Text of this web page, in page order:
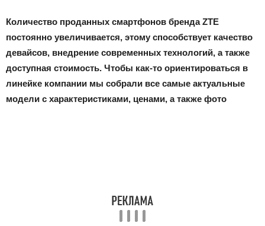
Количество проданных смартфонов бренда ZTE
постоянно увеличивается, этому способствует качество
девайсов, внедрение современных технологий, а также
доступная стоимость. Чтобы как-то ориентироваться в
линейке компании мы собрали все самые актуальные
модели с характеристиками, ценами, а также фото